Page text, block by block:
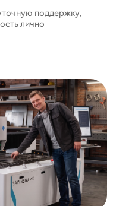
поддержку,
лично